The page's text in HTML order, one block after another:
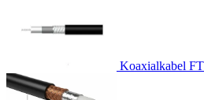
Koaxialkabel